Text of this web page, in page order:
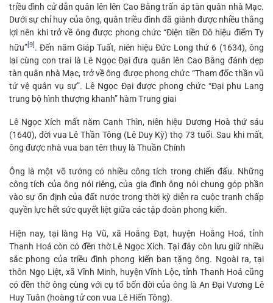
triều đình cử dẫn quân lên lên Cao Bằng trấn áp tàn quân nhà Mạc.
Dưới sự chỉ huy của ông, quân triều đình đã giành được nhiều thắng
lợi nên khi trở về ông được phong chức “Điện tiền Đô hiệu điểm Ty
hữu”[9] . Đến năm Giáp Tuất, niên hiệu Đức Long thứ 6 (1634), ông
lại cùng con trai là Lê Ngọc Đại đưa quân lên Cao Bằng đánh dẹp
tàn quân nhà Mạc, trở về ông được phong chức “Tham đốc thần vũ
tứ vệ quân vụ sự”. Lê Ngọc Đại được phong chức “Đại phu Lang
trung bộ hình thượng khanh” hàm Trung giai
Lê Ngọc Xích mất năm Canh Thìn, niên hiệu Dương Hoà thứ sáu
(1640), đời vua Lê Thần Tông (Lê Duy Kỳ) thọ 73 tuổi. Sau khi mất,
ông được nhà vua ban tên thuỵ là Thuần Chính
Ông là một võ tướng có nhiều công tích trong chiến đấu. Những
công tích của ông nói riêng, của gia đình ông nói chung góp phần
vào sự ổn định của đất nước trong thời kỳ diễn ra cuộc tranh chấp
quyền lực hết sức quyết liệt giữa các tập đoàn phong kiến.
Hiện nay, tại làng Hạ Vũ, xã Hoằng Đạt, huyện Hoằng Hoá, tỉnh
Thanh Hoá còn có đền thờ Lê Ngọc Xích. Tại đây còn lưu giữ nhiều
sắc phong của triều đình phong kiến ban tặng ông. Ngoài ra, tại
thôn Ngọ Liệt, xã Vĩnh Minh, huyện Vĩnh Lộc, tỉnh Thanh Hoá cũng
có đền thờ ông cùng với cụ tổ bốn đời của ông là An Đại Vương Lê
Huy Tuân (hoàng tử con vua Lê Hiến Tông).